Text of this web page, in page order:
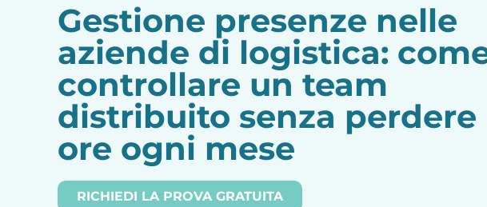
In una società di logistica o in un’azienda
posto nello stesso momento. Autisti in
operatori che iniziano alle cinque del